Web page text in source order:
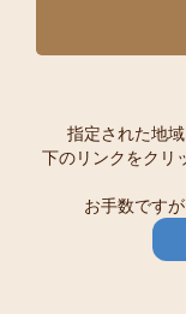
指定された地
下のリンクをクリ
お手数です